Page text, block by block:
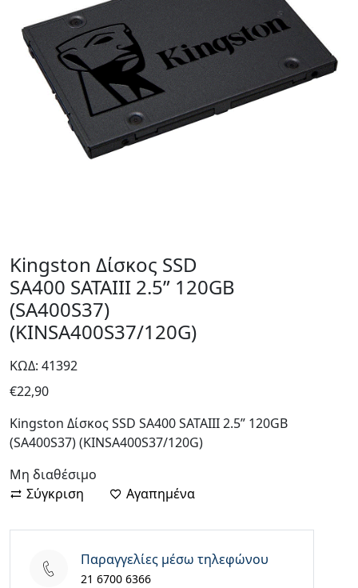
Kingston Δίσκος SSD
SA400 SATAIII 2.5” 120GB
(SA400S37)
(KINSA400S37/120G)
ΚΩΔ: 41392
€22,90
Kingston Δίσκος SSD SA400 SATAIII 2.5” 120GB
(SA400S37) (KINSA400S37/120G)
Μη διαθέσιμο
Σύγκριση
Αγαπημένα
Παραγγελίες μέσω τηλεφώνου
21 6700 6366